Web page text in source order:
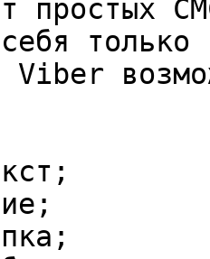
простых
только
Viber